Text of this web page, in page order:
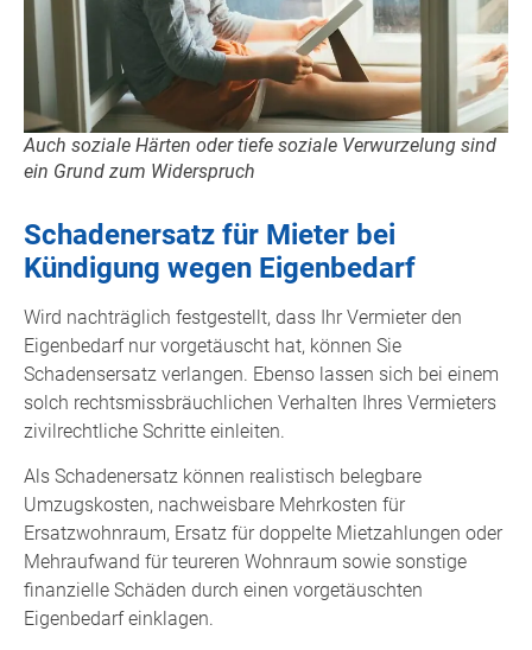
Auch soziale Härten oder tiefe soziale Verwurzelung sind
ein Grund zum Widerspruch
Schadenersatz für Mieter bei
Kündigung wegen Eigenbedarf
Wird nachträglich festgestellt, dass Ihr Vermieter den
Eigenbedarf nur vorgetäuscht hat, können Sie
Schadensersatz verlangen. Ebenso lassen sich bei einem
solch rechtsmissbräuchlichen Verhalten Ihres Vermieters
zivilrechtliche Schritte einleiten.
Als Schadenersatz können realistisch belegbare
Umzugskosten, nachweisbare Mehrkosten für
Ersatzwohnraum, Ersatz für doppelte Mietzahlungen oder
Mehraufwand für teureren Wohnraum sowie sonstige
finanzielle Schäden durch einen vorgetäuschten
Eigenbedarf einklagen.